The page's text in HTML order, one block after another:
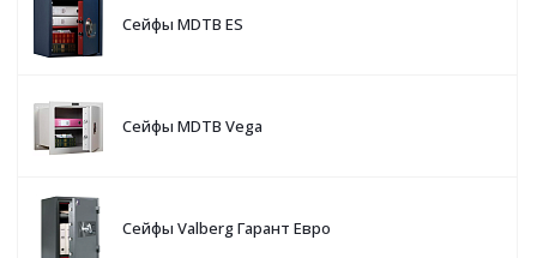
Сейфы MDTB ES
Сейфы MDTB Vega
Сейфы Valberg Гарант Евро